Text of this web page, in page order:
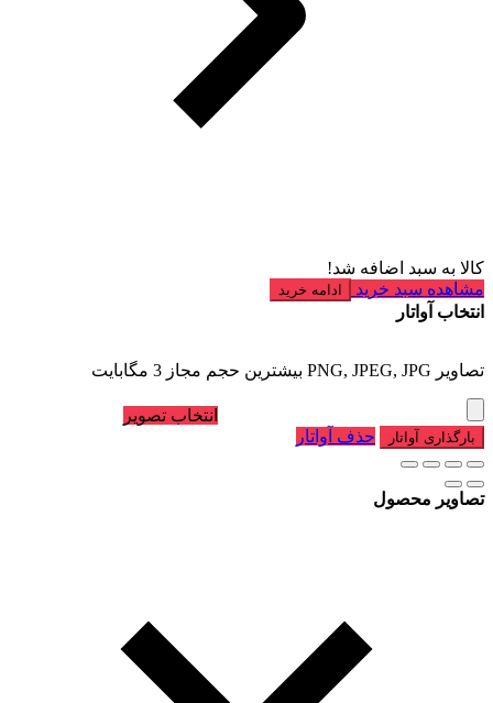
کالا به سبد اضافه شد!
مشاهده سبد خرید
ادامه خرید
انتخاب آواتار
تصاویر PNG, JPEG, JPG بیشترین حجم مجاز 3 مگابایت
انتخاب تصویر
بارگذاری آواتار حذف آواتار
تصاویر محصول